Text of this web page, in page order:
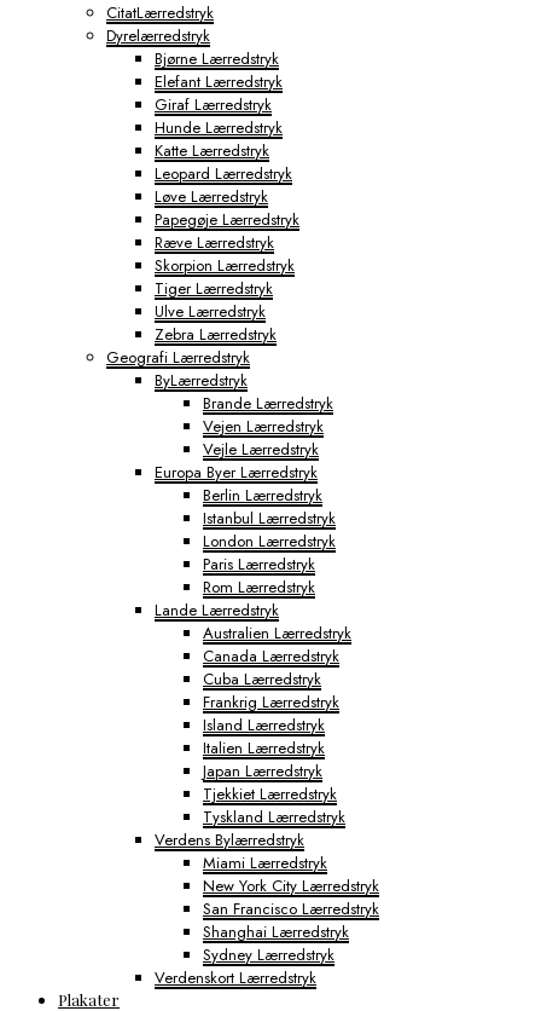
CitatLærredstryk
Dyrelærredstryk
Bjørne Lærredstryk
Elefant Lærredstryk
Giraf Lærredstryk
Hunde Lærredstryk
Katte Lærredstryk
Leopard Lærredstryk
Løve Lærredstryk
Papegøje Lærredstryk
Ræve Lærredstryk
Skorpion Lærredstryk
Tiger Lærredstryk
Ulve Lærredstryk
Zebra Lærredstryk
Geografi Lærredstryk
ByLærredstryk
Brande Lærredstryk
Vejen Lærredstryk
Vejle Lærredstryk
Europa Byer Lærredstryk
Berlin Lærredstryk
Istanbul Lærredstryk
London Lærredstryk
Paris Lærredstryk
Rom Lærredstryk
Lande Lærredstryk
Australien Lærredstryk
Canada Lærredstryk
Cuba Lærredstryk
Frankrig Lærredstryk
Island Lærredstryk
Italien Lærredstryk
Japan Lærredstryk
Tjekkiet Lærredstryk
Tyskland Lærredstryk
Verdens Bylærredstryk
Miami Lærredstryk
New York City Lærredstryk
San Francisco Lærredstryk
Shanghai Lærredstryk
Sydney Lærredstryk
Verdenskort Lærredstryk
Plakater